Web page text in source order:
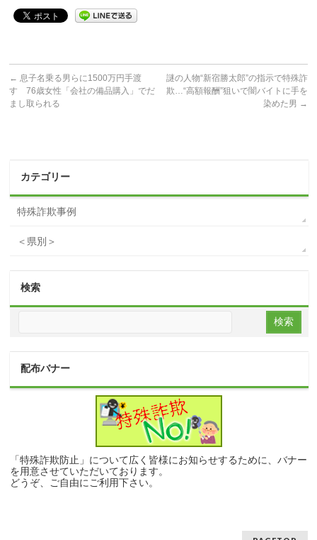
← 息子名乗る男らに1500万円手渡
す 76歳女性「会社の備品購入」でだ
まし取られる
謎の人物“新宿勝太郎”の指示で特殊詐
欺…“高額報酬”狙いで闇バイトに手を
染めた男 →
カテゴリー
特殊詐欺事例
＜県別＞
検索
配布バナー
「特殊詐欺防止」について広く皆様にお知らせするために、バナー
を用意させていただいております。
どうぞ、ご自由にご利用下さい。